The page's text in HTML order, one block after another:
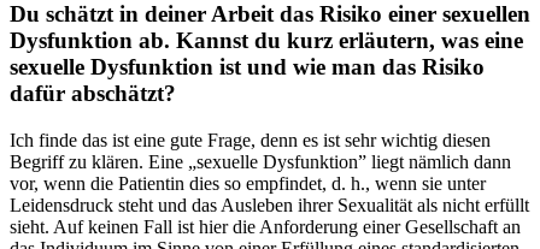
Du schätzt in deiner Arbeit das Risiko einer sexuellen
Dysfunktion ab. Kannst du kurz erläutern, was eine
sexuelle Dysfunktion ist und wie man das Risiko
dafür abschätzt?
Ich finde das ist eine gute Frage, denn es ist sehr wichtig diesen
Begriff zu klären. Eine „sexuelle Dysfunktion” liegt nämlich dann
vor, wenn die Patientin dies so empfindet, d. h., wenn sie unter
Leidensdruck steht und das Ausleben ihrer Sexualität als nicht erfüllt
sieht. Auf keinen Fall ist hier die Anforderung einer Gesellschaft an